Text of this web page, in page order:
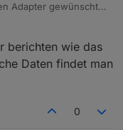
Adapter gewünscht.
anmelden. Wäre
berichten wie das
Daten findet man
0